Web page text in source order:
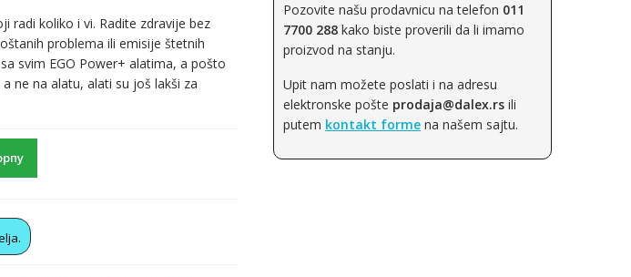
radi koliko i vi. Radite zdravije bez
problema ili emisije štetnih
svim EGO Power+ alatima, a pošto
ne na alatu, alati su još lakši za
Pozovite našu prodavnicu na telefon 011
7700 288 kako biste proverili da li imamo
proizvod na stanju.
Upit nam možete poslati i na adresu
elektronske pošte prodaja@dalex.rs ili
putem kontakt forme na našem sajtu.